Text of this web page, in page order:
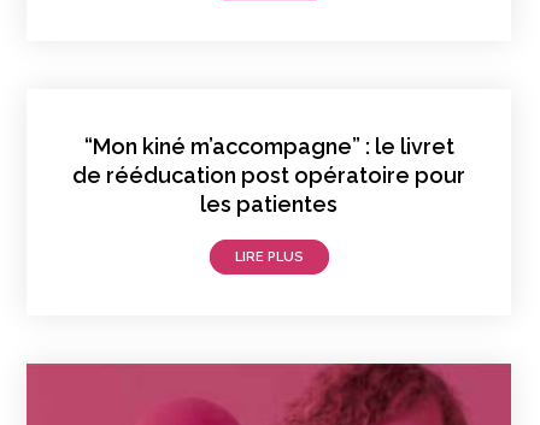
“Mon kiné m’accompagne” : le livret
de rééducation post opératoire pour
les patientes
LIRE PLUS